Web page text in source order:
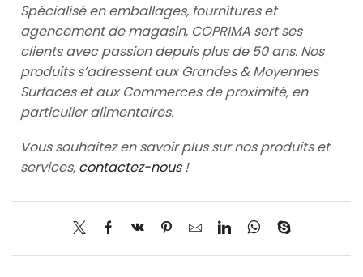
Spécialisé en emballages, fournitures et
agencement de magasin, COPRIMA sert ses
clients avec passion depuis plus de 50 ans. Nos
produits s’adressent aux Grandes & Moyennes
Surfaces et aux Commerces de proximité, en
particulier alimentaires.
Vous souhaitez en savoir plus sur nos produits et
services, contactez-nous!